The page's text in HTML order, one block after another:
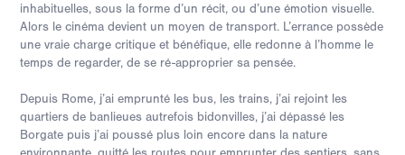
inhabituelles, sous la forme d’un récit, ou d’une émotion visuelle.
Alors le cinéma devient un moyen de transport. L’errance possède
une vraie charge critique et bénéfique, elle redonne à l’homme le
temps de regarder, de se ré-approprier sa pensée.
Depuis Rome, j’ai emprunté les bus, les trains, j’ai rejoint les
quartiers de banlieues autrefois bidonvilles, j’ai dépassé les
Borgate puis j’ai poussé plus loin encore dans la nature